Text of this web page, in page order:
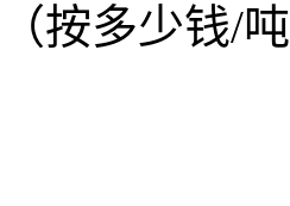
按多少钱/